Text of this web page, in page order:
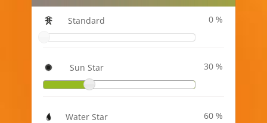
Standard 0
Sun Star 30
Water Star 60